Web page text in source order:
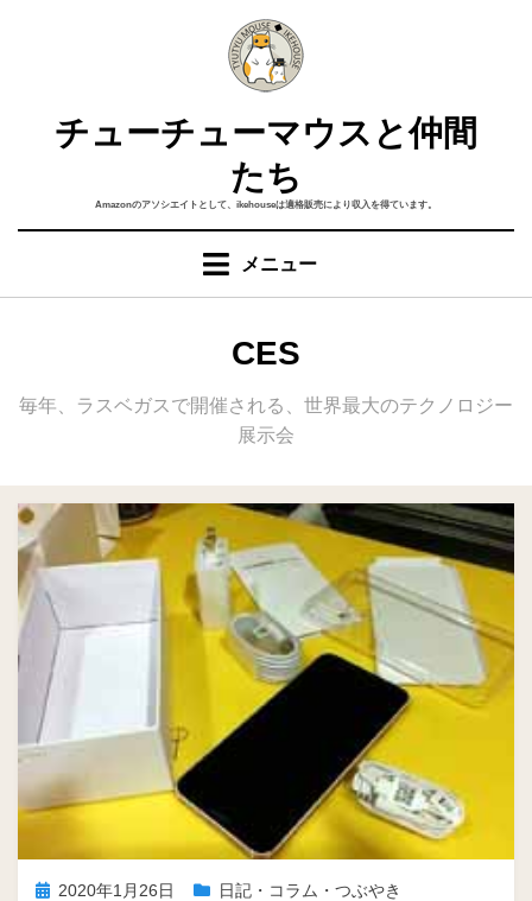
チューチューマウスと仲間
たち
Amazonのアソシエイトとして、ikehouseは適格販売により収入を得ています。
メニュー
タグ
:
CES
毎年、ラスベガスで開催される、世界最大のテクノロジー
展示会
投 2020年1月26日 日記・コラム・つぶやき